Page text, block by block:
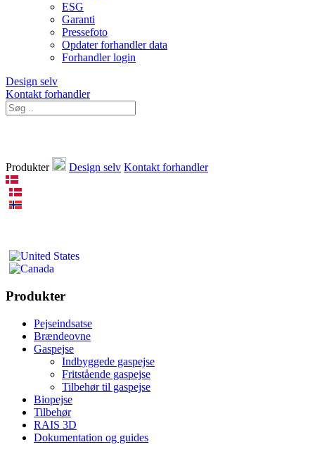
ESG
Garanti
Pressefoto
Opdater forhandler data
Forhandler login
Design selv
Kontakt forhandler
Produkter Design selv Kontakt forhandler
Produkter
Pejseindsatse
Brændeovne
Gaspejse
Indbyggede gaspejse
Fritstående gaspejse
Tilbehør til gaspejse
Biopejse
Tilbehør
RAIS 3D
Dokumentation og guides